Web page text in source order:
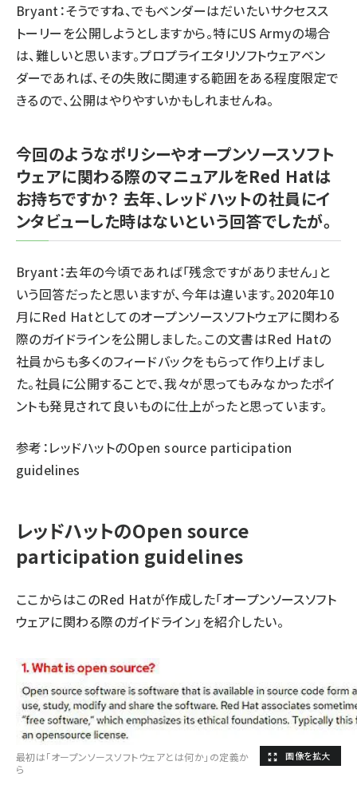
Bryant：そうですね、でもベンダーはだいたいサクセスス
トーリーを公開しようとしますから。特にUS Armyの場合
は、難しいと思います。プロプライエタリソフトウェアベン
ダーであれば、その失敗に関連する範囲をある程度限定で
きるので、公開はやりやすいかもしれませんね。
今回のようなポリシーやオープンソースソフト
ウェアに関わる際のマニュアルをRed Hatは
お持ちですか？ 去年、レッドハットの社員にイ
ンタビューした時はないという回答でしたが。
Bryant：去年の今頃であれば「残念ですがありません」と
いう回答だったと思いますが、今年は違います。2020年10
月にRed Hatとしてのオープンソースソフトウェアに関わる
際のガイドラインを公開しました。この文書はRed Hatの
社員からも多くのフィードバックをもらって作り上げまし
た。社員に公開することで、我々が思ってもみなかったポイ
ントも発見されて良いものに仕上がったと思っています。
参考：レッドハットのOpen source participation
guidelines
レッドハットのOpen source
participation guidelines
ここからはこのRed Hatが作成した「オープンソースソフト
ウェアに関わる際のガイドライン」を紹介したい。
最初は「オープンソースソフトウェアとは何か」の定義か
ら